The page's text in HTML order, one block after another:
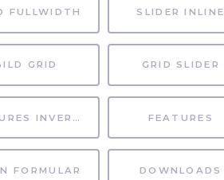
FULLWIDTH SLIDER INLINE
GRID GRID SLIDER
FEATURES INVERTIERT FEATURES
FORMULAR DOWNLOADS